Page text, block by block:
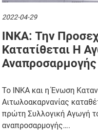
2022-04-29
INKA: Την
Κατατίθεται Η
Αναπροσαρμογής
Το ΙΝΚΑ και η Ένωση
Αιτωλοακαρνανίας
πρώτη Συλλογική Αγωγή
αναπροσαρμογής….